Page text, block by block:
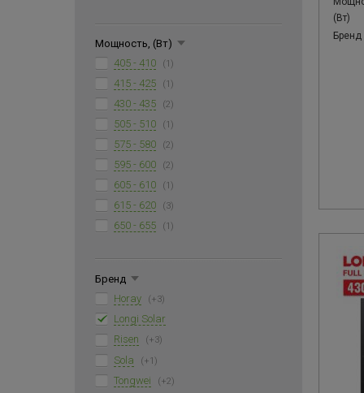
Мощность, (Вт)
405 - 410
(1)
415 - 425 (1)
430 - 435 (2)
505 - 510 (1)
575 - 580 (2)
595 - 600 (2)
605 - 610 (1)
615 - 620 (3)
650 - 655 (1)
Бренд
Horay
(+3)
Longi Solar
Risen
(+3)
Sola (+1)
Tongwei (+2)
(Вт)
Бренд